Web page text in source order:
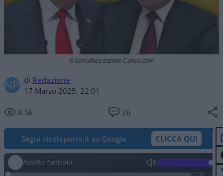
di Redazione
17 Marzo 2025, 22:01
8.5k 26
© kemalbas tramite Canva.com
Segui nicolaporro.it su Google CLICCA QUI
Ascolta l'articolo
0:00/--:--